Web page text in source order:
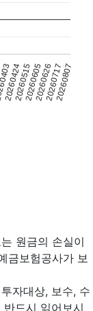
202604242026051520260605202606262026071720260807
원금의 손실이
금보험공사가 보
자대상, 보수, 수
드시 읽어보시